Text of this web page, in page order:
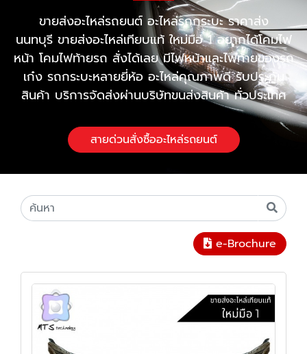
ขายส่งอะไหล่รถยนต์ อะไหล่รถกระบะ ราคาส่ง
นนทบุรี ขายส่งอะไหล่เทียบแท้ ใหม่มือ 1 อยากได้โคมไฟ
หน้า โคมไฟท้ายรถ สั่งได้เลย มีไฟหน้าและไฟท้ายของรถ
เก๋ง รถกระบะหลายยี่ห้อ อะไหล่คุณภาพดี รับประกัน
สินค้า บริการจัดส่งผ่านบริษัทขนส่งสินค้า ทั่วประเทศ
สายด่วนสั่งซื้ออะไหล่รถยนต์
e-Brochure